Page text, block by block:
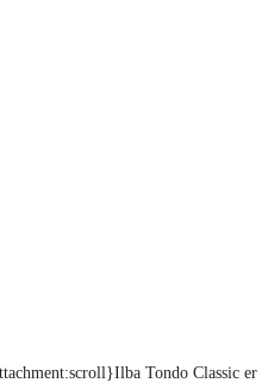
Tondo Classic er